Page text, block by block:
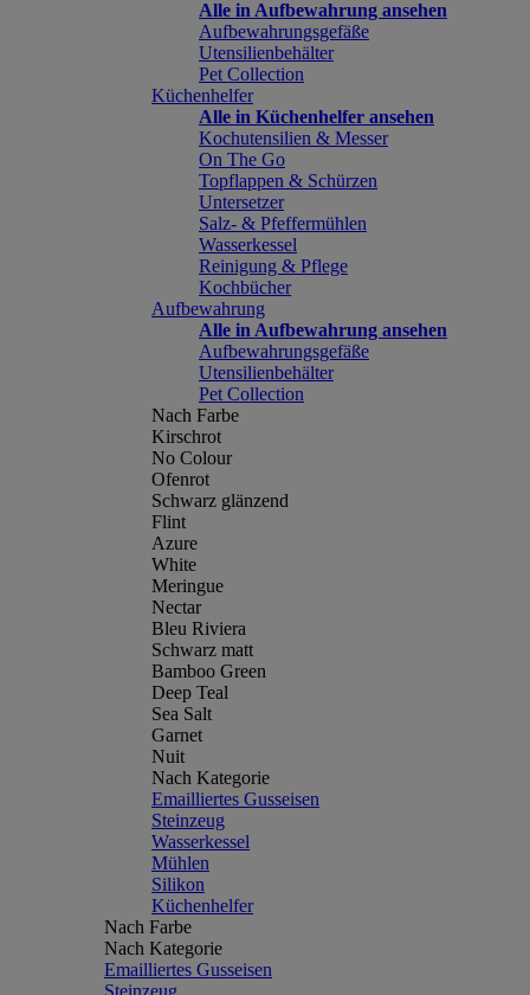
Alle in Aufbewahrung ansehen
Aufbewahrungsgefäße
Utensilienbehälter
Pet Collection
Küchenhelfer
Alle in Küchenhelfer ansehen
Kochutensilien & Messer
On The Go
Topflappen & Schürzen
Untersetzer
Salz- & Pfeffermühlen
Wasserkessel
Reinigung & Pflege
Kochbücher
Aufbewahrung
Alle in Aufbewahrung ansehen
Aufbewahrungsgefäße
Utensilienbehälter
Pet Collection
Nach Farbe
Kirschrot
No Colour
Ofenrot
Schwarz glänzend
Flint
Azure
White
Meringue
Nectar
Bleu Riviera
Schwarz matt
Bamboo Green
Deep Teal
Sea Salt
Garnet
Nuit
Nach Kategorie
Emailliertes Gusseisen
Steinzeug
Wasserkessel
Mühlen
Silikon
Küchenhelfer
Nach Farbe
Nach Kategorie
Emailliertes Gusseisen
Steinzeug